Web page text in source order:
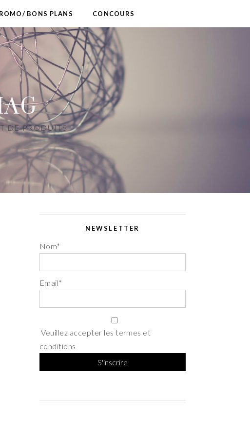
BONS PLANS CONCOURS
DE PRODUITS
NEWSLETTER
Nom*
Email*
Veuillez accepter les termes et
conditions